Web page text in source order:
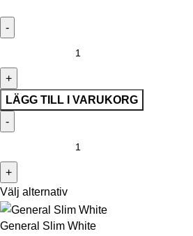
LÄGG TILL I VARUKORG
Välj alternativ
General Slim White